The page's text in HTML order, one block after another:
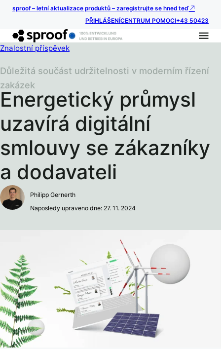
sproof – letní aktualizace produktů – zaregistrujte se hned teď
PŘIHLÁŠENÍCENTRUM POMOCI+43 50423
Znalostní příspěvek
Energetický průmysl
uzavírá digitální
smlouvy se zákazníky
a dodavateli
Důležitá součást udržitelnosti v moderním řízení
zakázek
Philipp Gernerth
Naposledy upraveno dne: 27. 11. 2024